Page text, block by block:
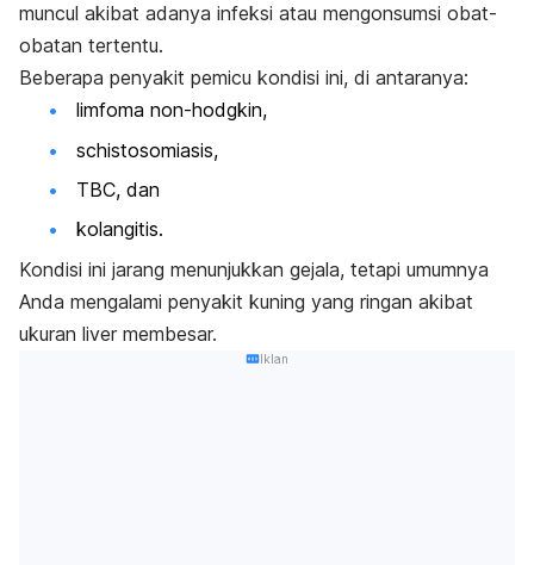
muncul akibat adanya infeksi atau mengonsumsi obat-
obatan tertentu.
Beberapa penyakit pemicu kondisi ini, di antaranya:
limfoma non-hodgkin,
schistosomiasis,
TBC, dan
kolangitis.
Kondisi ini jarang menunjukkan gejala, tetapi umumnya
Anda mengalami penyakit kuning yang ringan akibat
ukuran liver membesar.
Iklan